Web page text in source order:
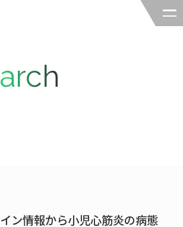
奈良先端科学技術大学院大学
の概要・特色
一覧
ン情報から小児心筋炎の病態